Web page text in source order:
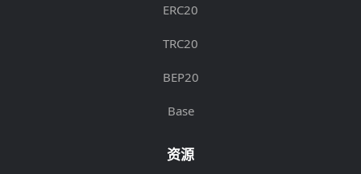
ERC20
TRC20
BEP20
Base
资源